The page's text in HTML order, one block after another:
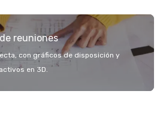
reuniones
con gráficos de disposición y
en 3D.